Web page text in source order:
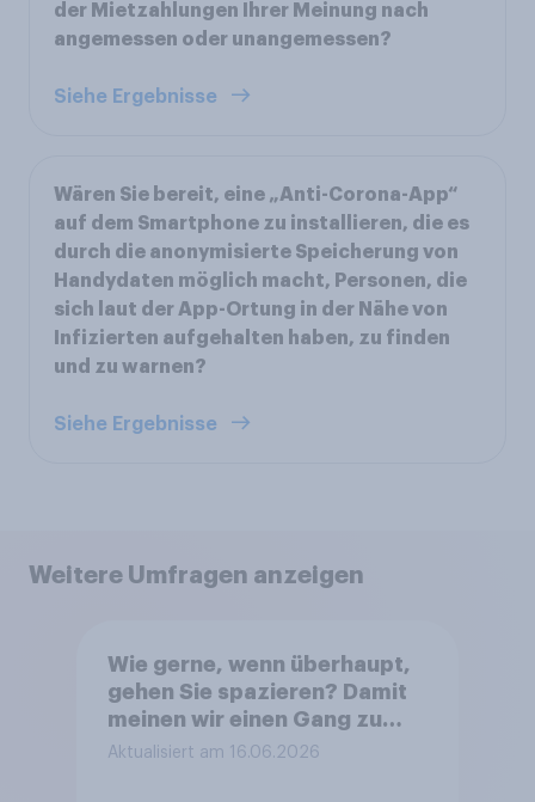
der Mietzahlungen Ihrer Meinung nach
angemessen oder unangemessen?
Siehe Ergebnisse
Wären Sie bereit, eine „Anti-Corona-App“
auf dem Smartphone zu installieren, die es
durch die anonymisierte Speicherung von
Handydaten möglich macht, Personen, die
sich laut der App-Ortung in der Nähe von
Infizierten aufgehalten haben, zu finden
und zu warnen?
Siehe Ergebnisse
Weitere Umfragen anzeigen
Wie gerne, wenn überhaupt,
gehen Sie spazieren? Damit
meinen wir einen Gang zu
Erholung und Zeitvertreib
Aktualisiert am 16.06.2026